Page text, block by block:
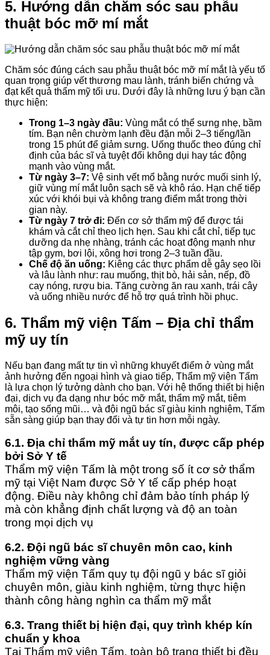
5. Hướng dẫn chăm sóc sau phẫu
thuật bóc mỡ mí mắt
Chăm sóc đúng cách sau phẫu thuật bóc mỡ mí mắt là yếu tố
quan trọng giúp vết thương mau lành, tránh biến chứng và
đạt kết quả thẩm mỹ tối ưu. Dưới đây là những lưu ý bạn cần
thực hiện:
Trong 1–3 ngày đầu: Vùng mắt có thể sưng nhẹ, bầm
tím. Bạn nên chườm lạnh đều đặn mỗi 2–3 tiếng/lần
trong 15 phút để giảm sưng. Uống thuốc theo đúng chỉ
định của bác sĩ và tuyệt đối không dụi hay tác động
mạnh vào vùng mắt.
Từ ngày 3–7: Vệ sinh vết mổ bằng nước muối sinh lý,
giữ vùng mí mắt luôn sạch sẽ và khô ráo. Hạn chế tiếp
xúc với khói bụi và không trang điểm mắt trong thời
gian này.
Từ ngày 7 trở đi: Đến cơ sở thẩm mỹ để được tái
khám và cắt chỉ theo lịch hẹn. Sau khi cắt chỉ, tiếp tục
dưỡng da nhẹ nhàng, tránh các hoạt động mạnh như
tập gym, bơi lội, xông hơi trong 2–3 tuần đầu.
Chế độ ăn uống: Kiêng các thực phẩm dễ gây sẹo lồi
và lâu lành như: rau muống, thịt bò, hải sản, nếp, đồ
cay nóng, rượu bia. Tăng cường ăn rau xanh, trái cây
và uống nhiều nước để hỗ trợ quá trình hồi phục.
6. Thẩm mỹ viện Tấm – Địa chỉ thẩm
mỹ uy tín
Nếu bạn đang mất tự tin vì những khuyết điểm ở vùng mắt
ảnh hưởng đến ngoại hình và giao tiếp, Thẩm mỹ viện Tấm
là lựa chọn lý tưởng dành cho bạn. Với hệ thống thiết bị hiện
đại, dịch vụ đa dạng như bóc mỡ mắt, thẩm mỹ mắt, tiêm
môi, tạo sống mũi… và đội ngũ bác sĩ giàu kinh nghiệm, Tấm
sẵn sàng giúp bạn thay đổi và tự tin hơn mỗi ngày.
6.1. Địa chỉ thẩm mỹ mắt uy tín, được cấp phép
bởi Sở Y tế
Thẩm mỹ viện Tấm là một trong số ít cơ sở thẩm
mỹ tại Việt Nam được Sở Y tế cấp phép hoạt
động. Điều này không chỉ đảm bảo tính pháp lý
mà còn khẳng định chất lượng và độ an toàn
trong mọi dịch vụ
6.2. Đội ngũ bác sĩ chuyên môn cao, kinh
nghiệm vững vàng
Thẩm mỹ viện Tấm quy tụ đội ngũ y bác sĩ giỏi
chuyên môn, giàu kinh nghiệm, từng thực hiện
thành công hàng nghìn ca thẩm mỹ mắt
6.3. Trang thiết bị hiện đại, quy trình khép kín
chuẩn y khoa
Tại Thẩm mỹ viện Tấm, toàn bộ trang thiết bị đều